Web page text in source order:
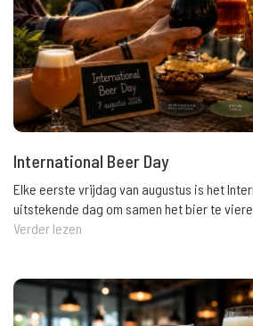
International Beer Day
Elke eerste vrijdag van augustus is het
uitstekende dag om samen het bier te
Verder lezen